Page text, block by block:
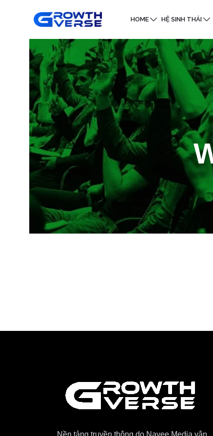
HOME HỆ SINH THÁI
Nền tảng truyền thông do Navee Media vận